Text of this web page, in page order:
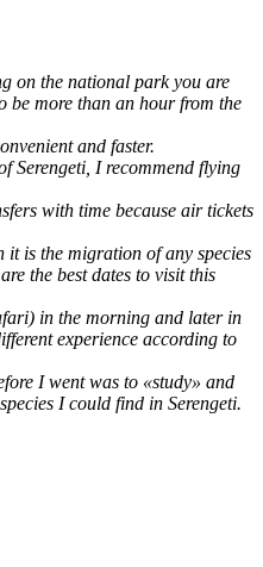
on the national park you are
be more than an hour from the
and faster.
Serengeti, I recommend flying
with time because air tickets
it is the migration of any species
the best dates to visit this
in the morning and later in
experience according to
I went was to «study» and
I could find in Serengeti.